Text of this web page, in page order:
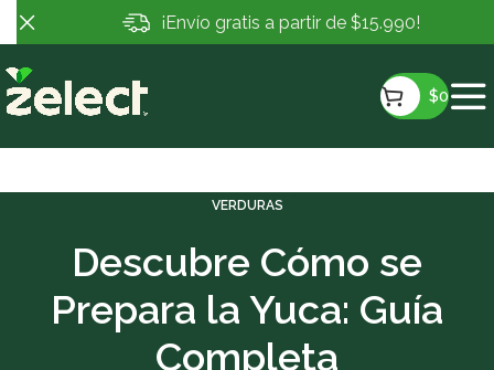
$0
VERDURAS
Descubre Cómo se
Prepara la Yuca: Guía
Completa
¡Envío gratis a partir de $15.990!